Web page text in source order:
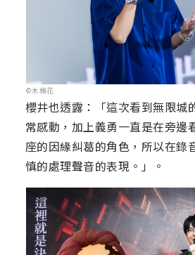
©木棉花
櫻井也透露：「這次看到無限城
常感動，加上義勇一直是在旁邊
座的因緣糾葛的角色，所以在錄
慎的處理聲音的表現。」。